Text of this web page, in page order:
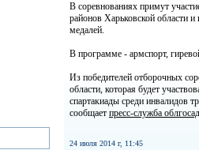
В соревнованиях примут
районов Харьковской области
медалей.
В программе - армспорт,
Из победителей отборочных
области, которая будет
спартакиады среди инвалидов
сообщает пресс-служба
24 июля 2014 г, 11:45